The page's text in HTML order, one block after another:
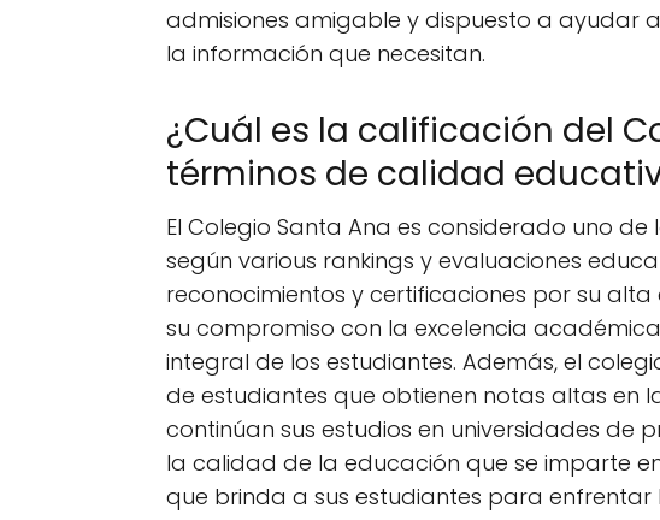
admisiones amigable y dispuesto a ayudar
la información que necesitan.
¿Cuál es la calificación del
términos de calidad
El Colegio Santa Ana es considerado uno de
según various rankings y evaluaciones
reconocimientos y certificaciones por su
su compromiso con la excelencia
integral de los estudiantes. Además, el
de estudiantes que obtienen notas altas en
continúan sus estudios en universidades de
la calidad de la educación que se imparte
que brinda a sus estudiantes para enfrentar